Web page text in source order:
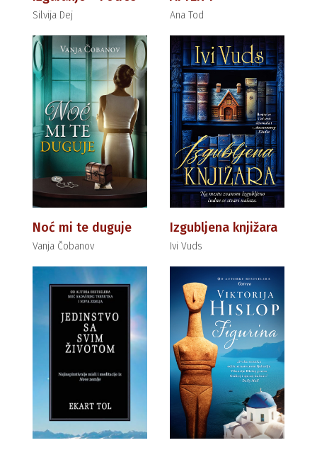
Silvija Dej Ana Tod
Noć mi te duguje
Vanja Čobanov
Izgubljena knjižara
Ivi Vuds